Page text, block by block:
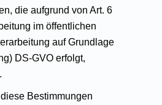
die aufgrund von Art. 6
im öffentlichen
auf Grundlage
DS-GVO erfolgt,
Bestimmungen